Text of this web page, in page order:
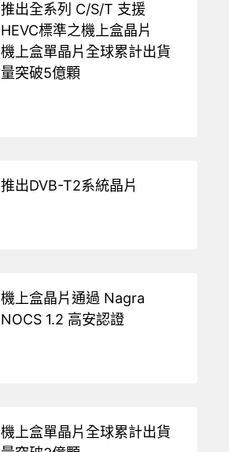
推出全系列 C/S/T 支援
HEVC標準之機上盒晶片
機上盒單晶片全球累計出貨
量突破5億顆
推出DVB-T2系統晶片
機上盒晶片通過 Nagra
NOCS 1.2 高安認證
機上盒單晶片全球累計出貨